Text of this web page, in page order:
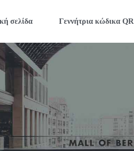
σελίδα Γεννήτρια κώδικα QR